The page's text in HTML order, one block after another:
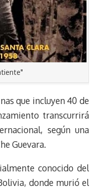
que incluyen 40 de
transcurrirá
según una
Guevara.
conocido del
donde murió el